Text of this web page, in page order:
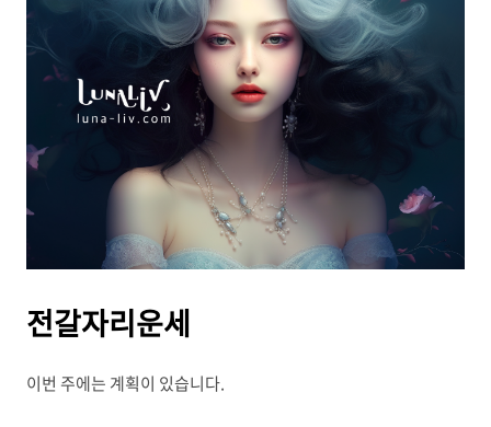
전갈자리운세
이번 주에는 계획이 있습니다.